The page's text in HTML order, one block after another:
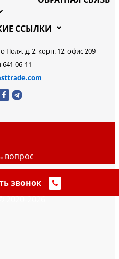
ССЫЛКИ
Поля, д. 2, корп. 12, офис 209
641-06-11
вопрос
звонок
2020-2026